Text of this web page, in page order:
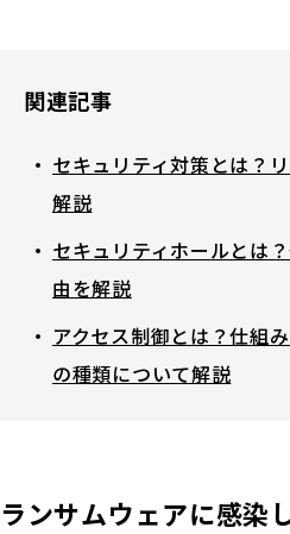
関連記事
セキュリティ対策とは？
解説
セキュリティホールとは
由を解説
アクセス制御とは？仕組
の種類について解説
ランサムウェアに感染